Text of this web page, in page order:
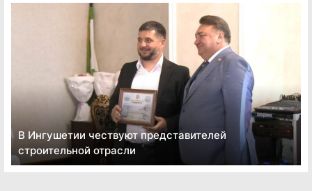
В Ингушетии чествуют представителей
строительной отрасли